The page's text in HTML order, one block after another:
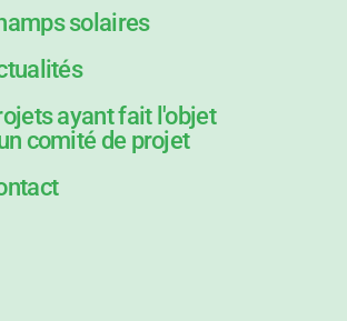
solaires
ayant fait l'objet
comité de projet